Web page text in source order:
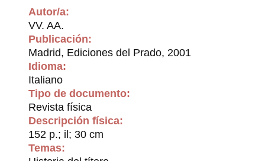
Autor/a:
VV. AA.
Publicación:
Madrid, Ediciones del Prado, 2001
Idioma:
Italiano
Tipo de documento:
Revista física
Descripción física:
152 p.; il; 30 cm
Temas: